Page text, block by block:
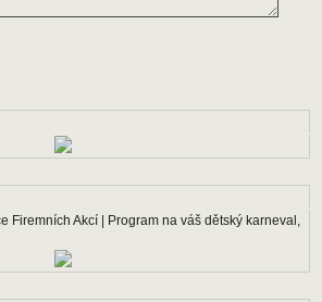
Firemních Akcí | Program na váš dětský karneval,